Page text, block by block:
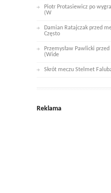
Piotr Protasiewicz po
(W
Damian Ratajczak przed
Często
Przemysław Pawlicki
(Wide
Skrót meczu Stelmet
Reklama